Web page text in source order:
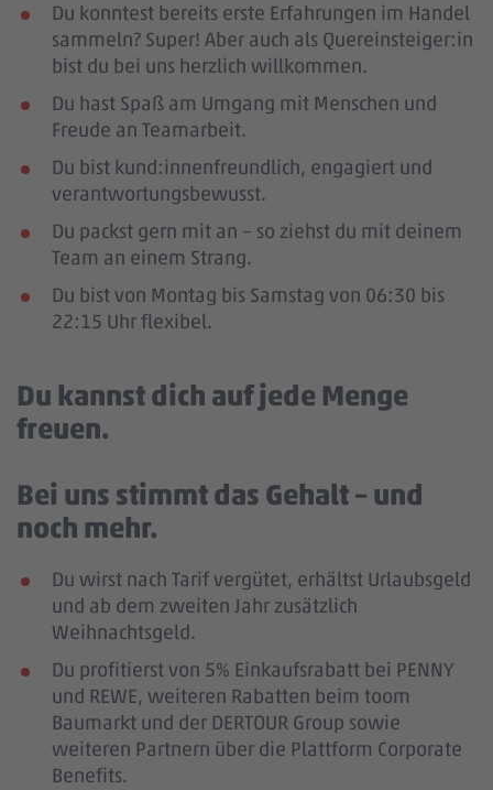
Du konntest bereits erste Erfahrungen im Handel
sammeln? Super! Aber auch als Quereinsteiger:in
bist du bei uns herzlich willkommen.
Du hast Spaß am Umgang mit Menschen und
Freude an Teamarbeit.
Du bist kund:innenfreundlich, engagiert und
verantwortungsbewusst.
Du packst gern mit an – so ziehst du mit deinem
Team an einem Strang.
Du bist von Montag bis Samstag von 06:30 bis
22:15 Uhr flexibel.
Du kannst dich auf jede Menge
freuen.
Bei uns stimmt das Gehalt – und
noch mehr.
Du wirst nach Tarif vergütet, erhältst Urlaubsgeld
und ab dem zweiten Jahr zusätzlich
Weihnachtsgeld.
Du profitierst von 5% Einkaufsrabatt bei PENNY
und REWE, weiteren Rabatten beim toom
Baumarkt und der DERTOUR Group sowie
weiteren Partnern über die Plattform Corporate
Benefits.